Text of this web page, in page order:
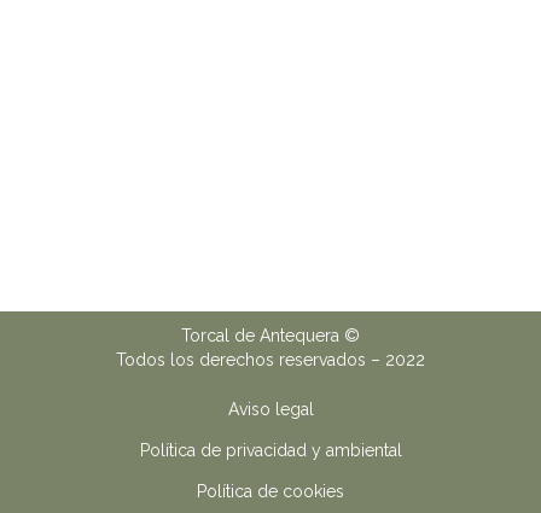
Torcal de Antequera ©
Todos los derechos reservados – 2022
Aviso legal
Política de privacidad y ambiental
Política de cookies